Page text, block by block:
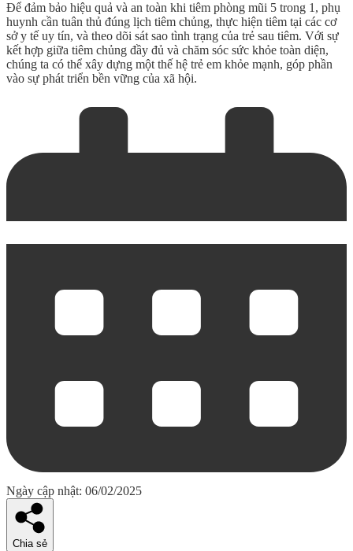
Để đảm bảo hiệu quả và an toàn khi tiêm phòng mũi 5 trong 1, phụ
huynh cần tuân thủ đúng lịch tiêm chủng, thực hiện tiêm tại các cơ
sở y tế uy tín, và theo dõi sát sao tình trạng của trẻ sau tiêm. Với sự
kết hợp giữa tiêm chủng đầy đủ và chăm sóc sức khỏe toàn diện,
chúng ta có thể xây dựng một thế hệ trẻ em khỏe mạnh, góp phần
vào sự phát triển bền vững của xã hội.
Ngày cập nhật: 06/02/2025
Chia sẻ